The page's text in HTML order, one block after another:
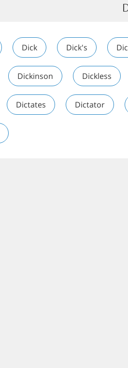
Dick Dick's
Dickinson Dickless
Dictates Dictator